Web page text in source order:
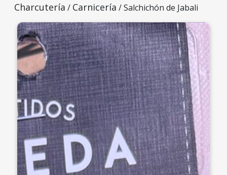
Charcutería / Carnicería / Salchichón de Jabali